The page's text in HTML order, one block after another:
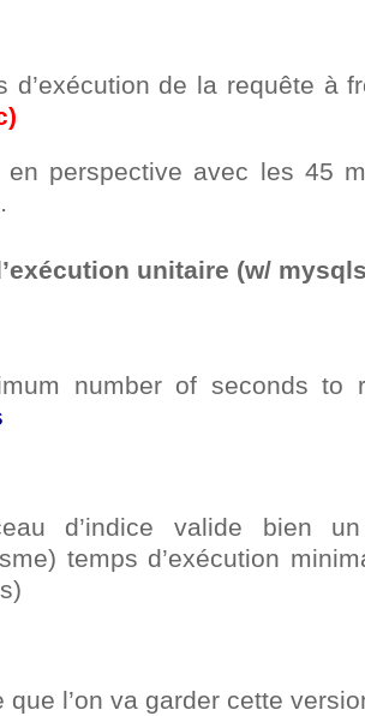
d’exécution de la requête à
en perspective avec les 45
unitaire (w/
number of seconds to
d’indice valide bien un
temps d’exécution
que l’on va garder cette